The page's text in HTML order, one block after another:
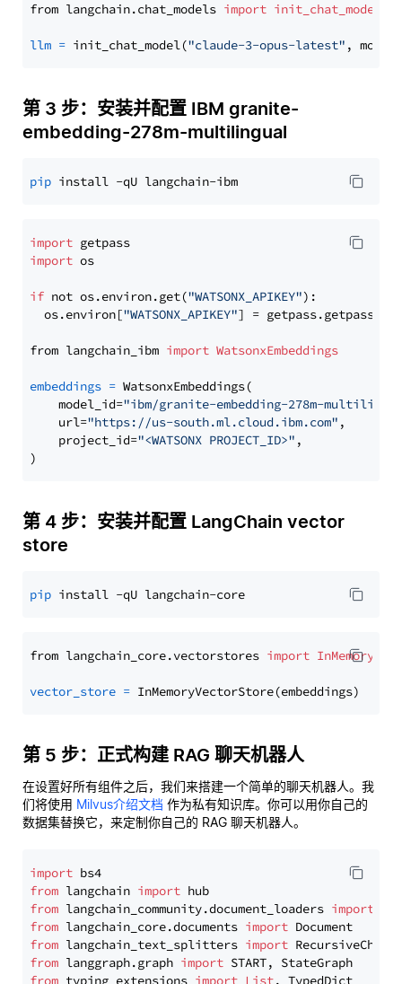
from langchain.chat_models import init_chat_model
llm = init_chat_model("claude-3-opus-latest" ,
第 3 步：安装并配置 IBM granite-
embedding-278m-multilingual
pip
import
import os
if not os.environ.get("WATSONX_APIKEY"):
  os.environ[
"WATSONX_APIKEY"] = getpass.getpass(
from langchain_ibm import WatsonxEmbeddings
embeddings = WatsonxEmbeddings(
    model_id=
"ibm/granite-embedding-278m-
    url=
"https://us-south.ml.cloud.ibm.com" ,
    project_id=
"<WATSONX PROJECT_ID>" ,
第 4 步：安装并配置 LangChain vector
store
pip
from langchain_core.vectorstores import
vector_store =
第 5 步：正式构建 RAG 聊天机器人
在设置好所有组件之后，我们来搭建一个简单的聊天机器人。我
们将使用 Milvus介绍文档 作为私有知识库。你可以用你自己的
数据集替换它，来定制你自己的 RAG 聊天机器人。
import
from langchain import
from langchain_community.document_loaders import
from langchain_core.documents import
from langchain_text_splitters import
from langgraph.graph import
from typing_extensions import List, TypedDict